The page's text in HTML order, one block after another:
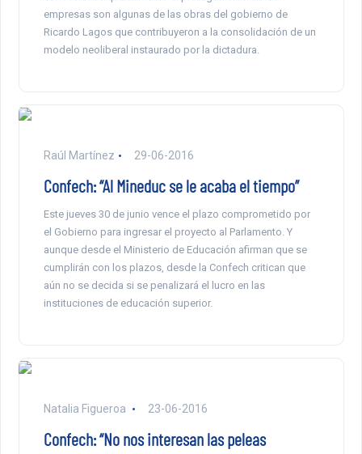
empresas son algunas de las obras del gobierno de
Ricardo Lagos que contribuyeron a la consolidación de un
modelo neoliberal instaurado por la dictadura.
Raúl Martínez 29-06-2016
Confech: “Al Mineduc se le acaba el tiempo”
Este jueves 30 de junio vence el plazo comprometido por
el Gobierno para ingresar el proyecto al Parlamento. Y
aunque desde el Ministerio de Educación afirman que se
cumplirán con los plazos, desde la Confech critican que
aún no se decida si se penalizará el lucro en las
instituciones de educación superior.
Natalia Figueroa 23-06-2016
Confech: “No nos interesan las peleas